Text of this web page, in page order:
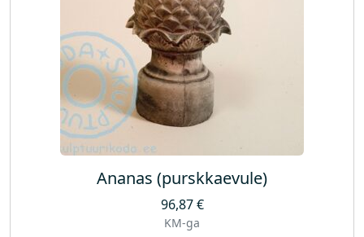
Ananas (purskkaevule)
96,87€
KM-ga